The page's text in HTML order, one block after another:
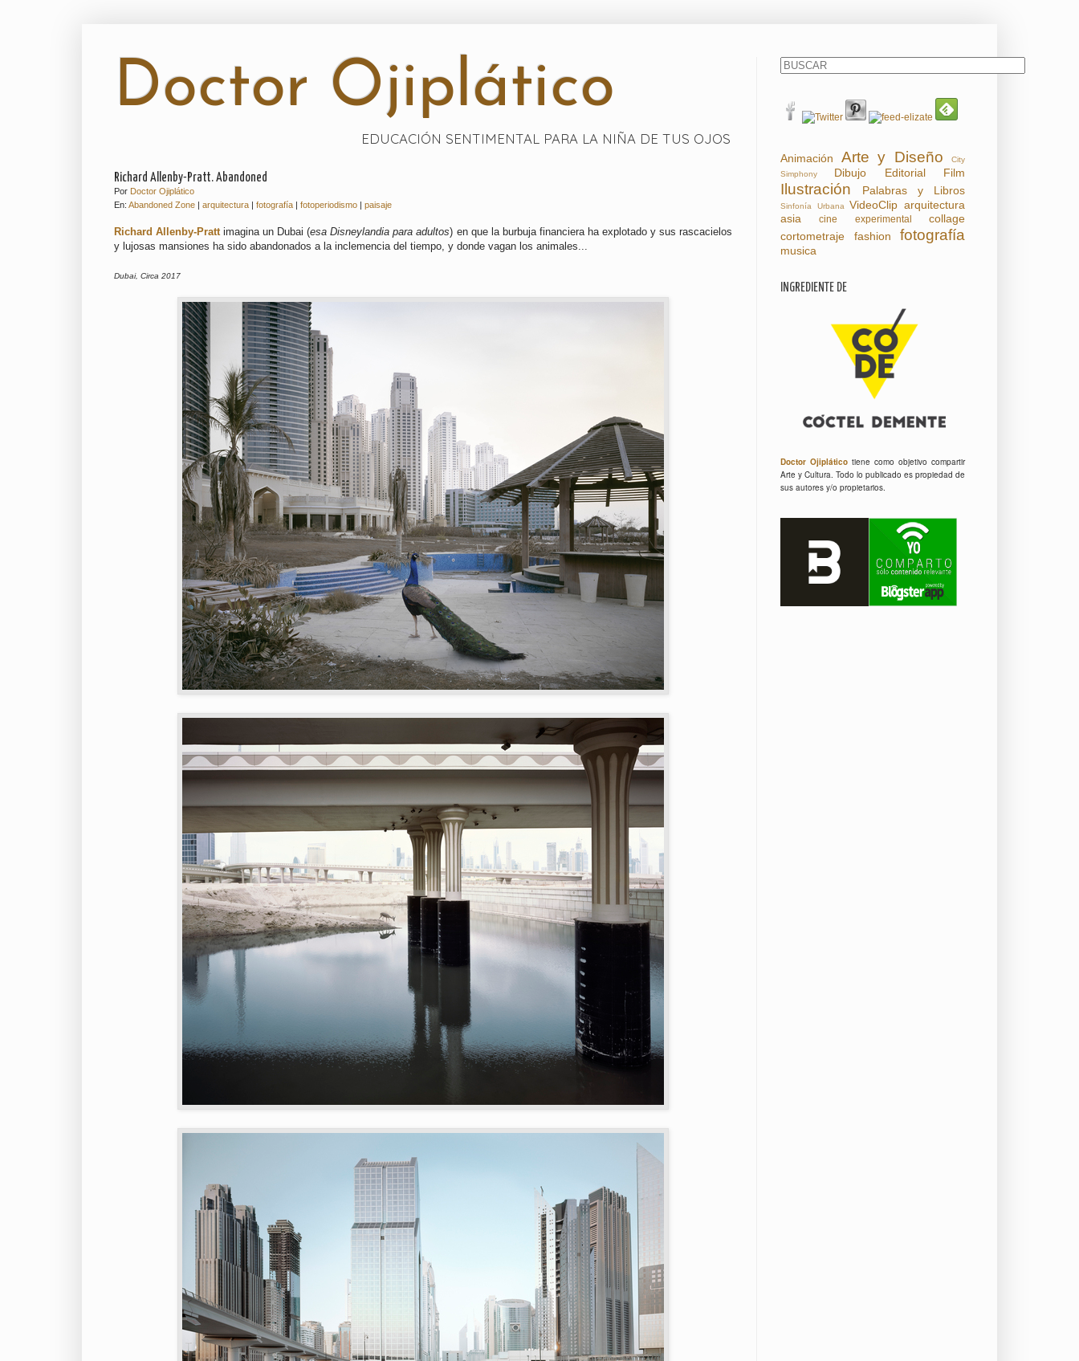
Doctor Ojiplático
EDUCACIÓN SENTIMENTAL PARA LA NIÑA DE TUS OJOS
Richard Allenby-Pratt. Abandoned
Por Doctor Ojiplático
En: Abandoned Zone | arquitectura | fotografía | fotoperiodismo | paisaje
Richard Allenby-Prattimagina un Dubai (esa Disneylandia para adultos) en que la burbuja financiera ha explotado y sus rascacielos
y lujosas mansiones ha sido abandonados a la inclemencia del tiempo, y donde vagan los animales...
Dubai, Circa 2017
Animación Arte y Diseño
City
Simphony
Dibujo Editorial Film
Ilustración Palabras y Libros
Sinfonía Urbana VideoClip arquitectura
asia
cine experimental
collage
cortometraje
fashion fotografía
musica
INGREDIENTE DE
Doctor Ojiplático tiene como objetivo compartir
Arte y Cultura. Todo lo publicado es propiedad de
sus autores y/o propietarios.